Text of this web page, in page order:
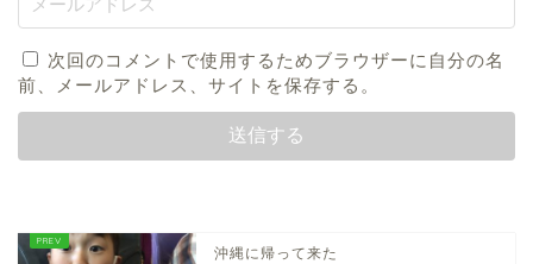
次回のコメントで使用するためブラウザーに自分の名
前、メールアドレス、サイトを保存する。
沖縄に帰って来た